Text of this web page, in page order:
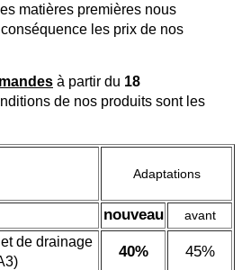
matières premières nous
les prix de nos
à partir du 18
de nos produits sont les
Adaptations
nouveau avant
de drainage
40% 45%